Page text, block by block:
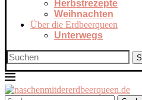
Herbstrezepte
Weihnachten
Über die Erdbeerqueen
Unterwegs